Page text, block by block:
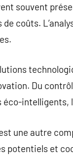
souvent
de coûts.
Du
éco-intelligents,
une autre
potentiels et